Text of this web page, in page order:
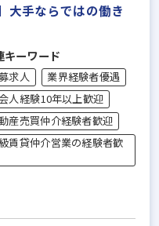
大手ならではの働き
キーワード
求人
業界経験者優遇
人経験10年以上歓迎
産売買仲介経験者歓迎
賃貸仲介営業の経験者歓